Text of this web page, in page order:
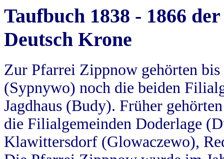
Taufbuch 1838 - 1866
Deutsch Krone
Zur Pfarrei Zippnow gehörten
(Sypnywo) noch die beiden
Jagdhaus (Budy). Früher
die Filialgemeinden Doderlage
Klawittersdorf (Glowaczewo),